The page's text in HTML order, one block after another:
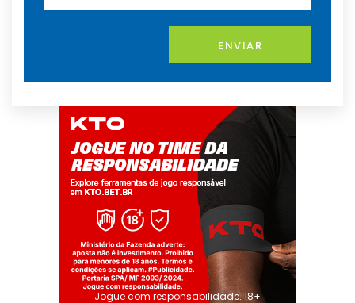
ENVIAR
Jogue com responsabilidade. 18+